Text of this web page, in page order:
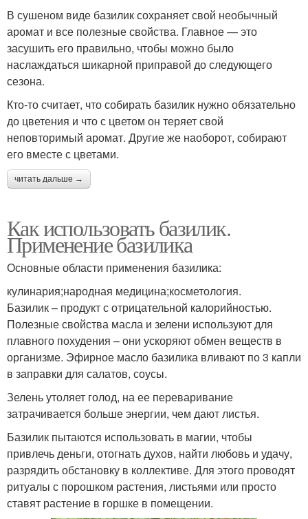
В сушеном виде базилик сохраняет свой необычный
аромат и все полезные свойства. Главное — это
засушить его правильно, чтобы можно было
наслаждаться шикарной приправой до следующего
сезона.
Кто-то считает, что собирать базилик нужно обязательно
до цветения и что с цветом он теряет свой
неповторимый аромат. Другие же наоборот, собирают
его вместе с цветами.
читать дальше →
Как использовать базилик.
Применение базилика
Основные области применения базилика:
кулинария;народная медицина;косметология.
Базилик – продукт с отрицательной калорийностью.
Полезные свойства масла и зелени используют для
плавного похудения – они ускоряют обмен веществ в
организме. Эфирное масло базилика вливают по 3 капли
в заправки для салатов, соусы.
Зелень утоляет голод, на ее переваривание
затрачивается больше энергии, чем дают листья.
Базилик пытаются использовать в магии, чтобы
привлечь деньги, отогнать духов, найти любовь и удачу,
разрядить обстановку в коллективе. Для этого проводят
ритуалы с порошком растения, листьями или просто
ставят растение в горшке в помещении.